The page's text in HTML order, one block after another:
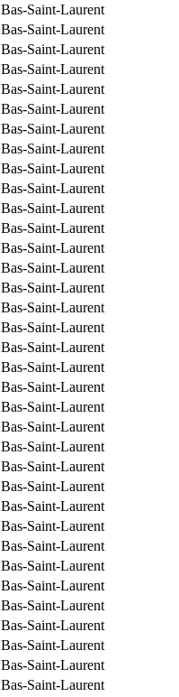
Bas-Saint-Laurent
Bas-Saint-Laurent
Bas-Saint-Laurent
Bas-Saint-Laurent
Bas-Saint-Laurent
Bas-Saint-Laurent
Bas-Saint-Laurent
Bas-Saint-Laurent
Bas-Saint-Laurent
Bas-Saint-Laurent
Bas-Saint-Laurent
Bas-Saint-Laurent
Bas-Saint-Laurent
Bas-Saint-Laurent
Bas-Saint-Laurent
Bas-Saint-Laurent
Bas-Saint-Laurent
Bas-Saint-Laurent
Bas-Saint-Laurent
Bas-Saint-Laurent
Bas-Saint-Laurent
Bas-Saint-Laurent
Bas-Saint-Laurent
Bas-Saint-Laurent
Bas-Saint-Laurent
Bas-Saint-Laurent
Bas-Saint-Laurent
Bas-Saint-Laurent
Bas-Saint-Laurent
Bas-Saint-Laurent
Bas-Saint-Laurent
Bas-Saint-Laurent
Bas-Saint-Laurent
Bas-Saint-Laurent
Bas-Saint-Laurent